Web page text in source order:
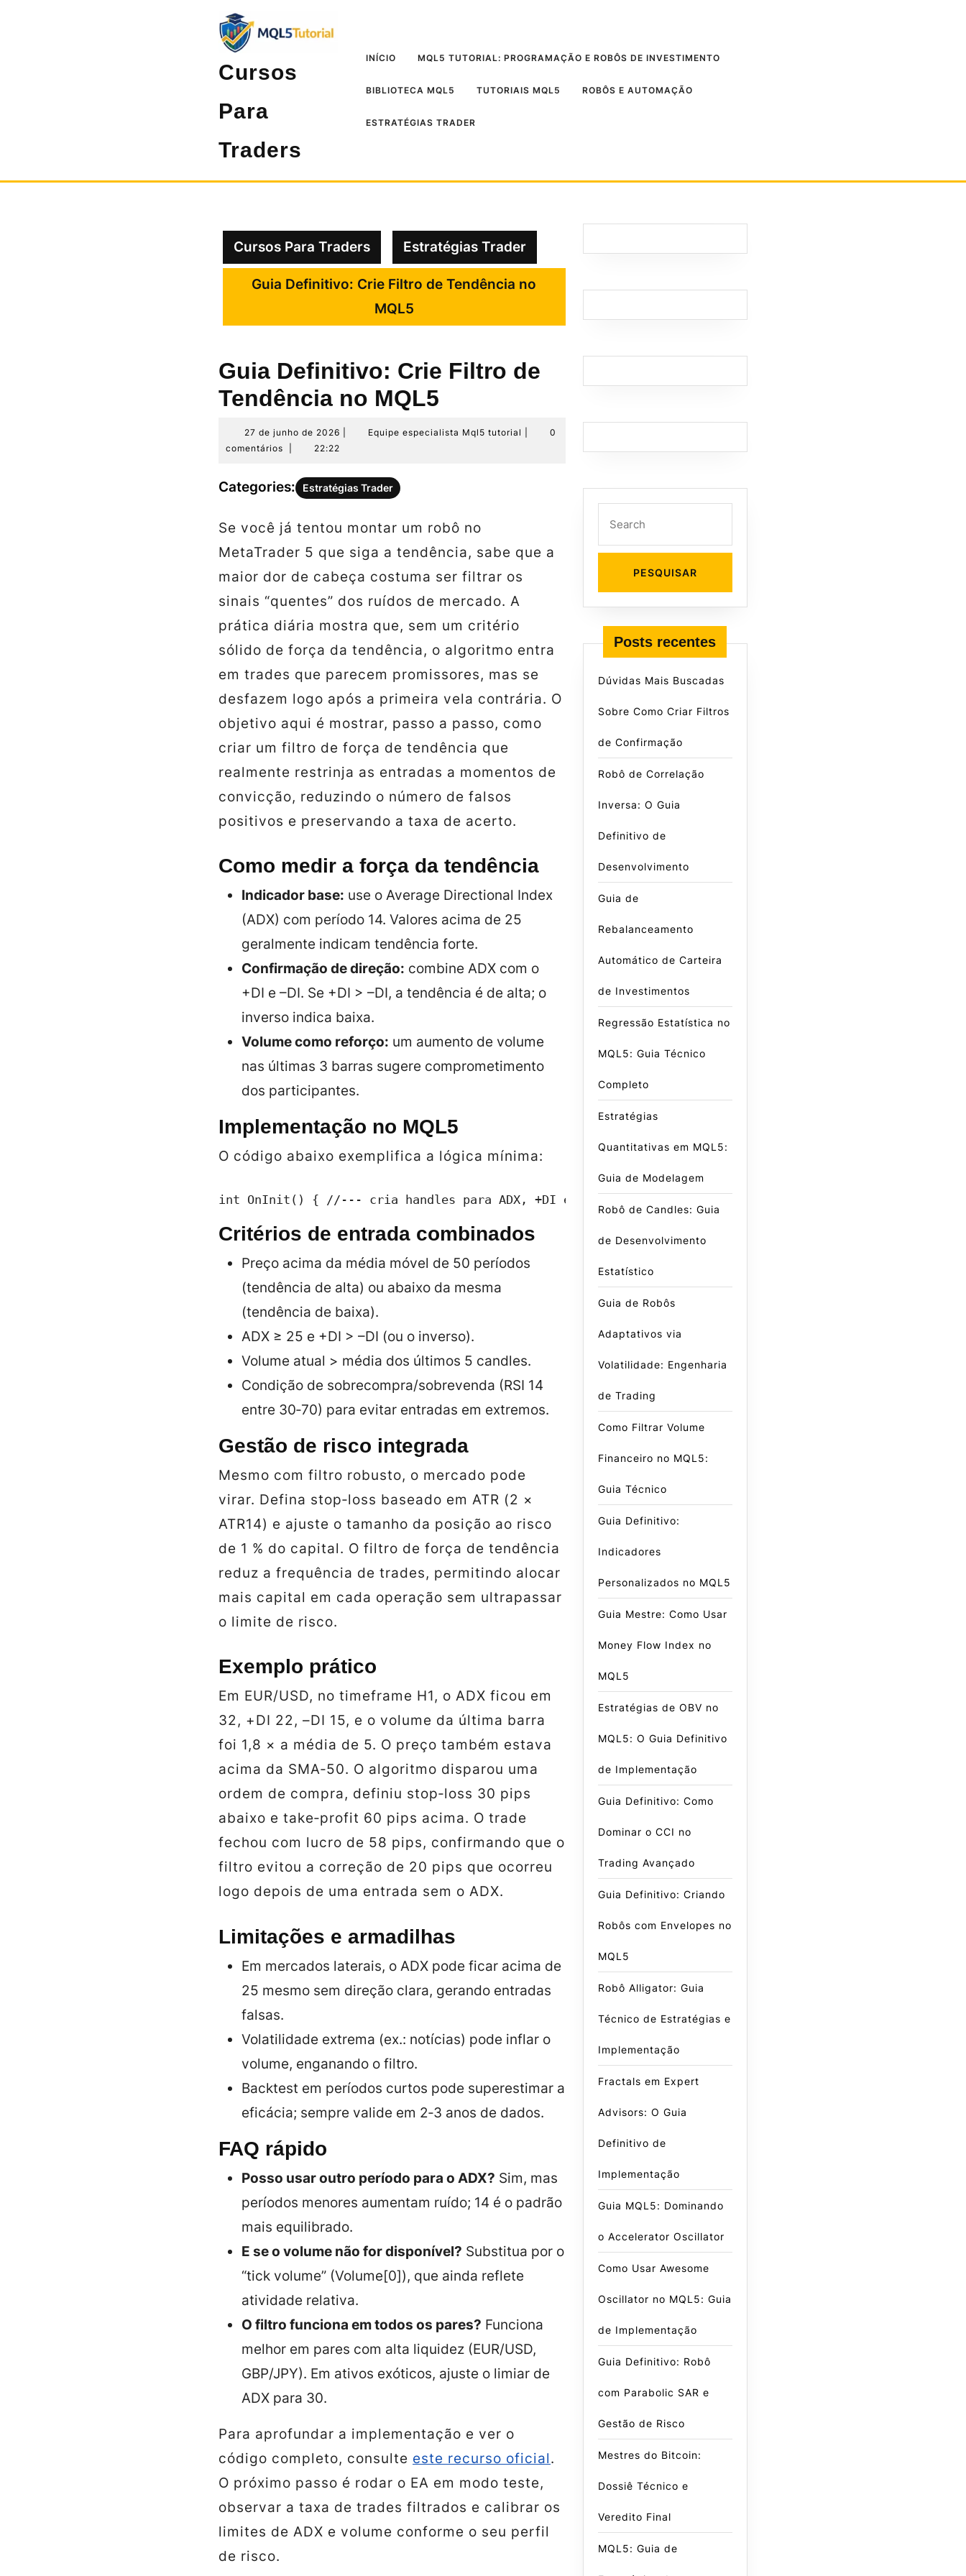
Cursos
Para
Traders
INÍCIO MQL5 TUTORIAL: PROGRAMAÇÃO E ROBÔS DE INVESTIMENTO
BIBLIOTECA MQL5 TUTORIAIS MQL5 ROBÔS E AUTOMAÇÃO
ESTRATÉGIAS TRADER
Cursos Para Traders Estratégias Trader
Guia Definitivo: Crie Filtro de Tendência no
MQL5
Guia Definitivo: Crie Filtro de
Tendência no MQL5
27 de junho de 2026
de
2026
Equipe especialista Mql5 tutorial
Equipe
0
comentários
22:22
Categories: Estratégias Trader
Se você já tentou montar um robô no
MetaTrader 5 que siga a tendência, sabe que a
maior dor de cabeça costuma ser filtrar os
sinais “quentes” dos ruídos de mercado. A
prática diária mostra que, sem um critério
sólido de força da tendência, o algoritmo entra
em trades que parecem promissores, mas se
desfazem logo após a primeira vela contrária. O
objetivo aqui é mostrar, passo a passo, como
criar um filtro de força de tendência que
realmente restrinja as entradas a momentos de
convicção, reduzindo o número de falsos
positivos e preservando a taxa de acerto.
Como medir a força da tendência
Indicador base: use o Average Directional Index
(ADX) com período 14. Valores acima de 25
geralmente indicam tendência forte.
Confirmação de direção: combine ADX com o
+DI e –DI. Se +DI > –DI, a tendência é de alta; o
inverso indica baixa.
Volume como reforço: um aumento de volume
nas últimas 3 barras sugere comprometimento
dos participantes.
Implementação no MQL5
O código abaixo exemplifica a lógica mínima:
int OnInit() { //--- cria handles para ADX, +DI e –DI adxHandle = iADX(_Symbol,_Period,14);
Critérios de entrada combinados
Preço acima da média móvel de 50 períodos
(tendência de alta) ou abaixo da mesma
(tendência de baixa).
ADX ≥ 25 e +DI > –DI (ou o inverso).
Volume atual > média dos últimos 5 candles.
Condição de sobrecompra/sobrevenda (RSI 14
entre 30‑70) para evitar entradas em extremos.
Gestão de risco integrada
Mesmo com filtro robusto, o mercado pode
virar. Defina stop‑loss baseado em ATR (2 ×
ATR14) e ajuste o tamanho da posição ao risco
de 1 % do capital. O filtro de força de tendência
reduz a frequência de trades, permitindo alocar
mais capital em cada operação sem ultrapassar
o limite de risco.
Exemplo prático
Em EUR/USD, no timeframe H1, o ADX ficou em
32, +DI 22, –DI 15, e o volume da última barra
foi 1,8 × a média de 5. O preço também estava
acima da SMA‑50. O algoritmo disparou uma
ordem de compra, definiu stop‑loss 30 pips
abaixo e take‑profit 60 pips acima. O trade
fechou com lucro de 58 pips, confirmando que o
filtro evitou a correção de 20 pips que ocorreu
logo depois de uma entrada sem o ADX.
Limitações e armadilhas
Em mercados laterais, o ADX pode ficar acima de
25 mesmo sem direção clara, gerando entradas
falsas.
Volatilidade extrema (ex.: notícias) pode inflar o
volume, enganando o filtro.
Backtest em períodos curtos pode superestimar a
eficácia; sempre valide em 2‑3 anos de dados.
FAQ rápido
Posso usar outro período para o ADX? Sim, mas
períodos menores aumentam ruído; 14 é o padrão
mais equilibrado.
E se o volume não for disponível? Substitua por o
“tick volume” (Volume[0]), que ainda reflete
atividade relativa.
O filtro funciona em todos os pares? Funciona
melhor em pares com alta liquidez (EUR/USD,
GBP/JPY). Em ativos exóticos, ajuste o limiar de
ADX para 30.
Para aprofundar a implementação e ver o
código completo, consulte este recurso oficial.
O próximo passo é rodar o EA em modo teste,
observar a taxa de trades filtrados e calibrar os
limites de ADX e volume conforme o seu perfil
de risco.
Posts recentes
Dúvidas Mais Buscadas
Sobre Como Criar Filtros
de Confirmação
Robô de Correlação
Inversa: O Guia
Definitivo de
Desenvolvimento
Guia de
Rebalanceamento
Automático de Carteira
de Investimentos
Regressão Estatística no
MQL5: Guia Técnico
Completo
Estratégias
Quantitativas em MQL5:
Guia de Modelagem
Robô de Candles: Guia
de Desenvolvimento
Estatístico
Guia de Robôs
Adaptativos via
Volatilidade: Engenharia
de Trading
Como Filtrar Volume
Financeiro no MQL5:
Guia Técnico
Guia Definitivo:
Indicadores
Personalizados no MQL5
Guia Mestre: Como Usar
Money Flow Index no
MQL5
Estratégias de OBV no
MQL5: O Guia Definitivo
de Implementação
Guia Definitivo: Como
Dominar o CCI no
Trading Avançado
Guia Definitivo: Criando
Robôs com Envelopes no
MQL5
Robô Alligator: Guia
Técnico de Estratégias e
Implementação
Fractals em Expert
Advisors: O Guia
Definitivo de
Implementação
Guia MQL5: Dominando
o Accelerator Oscillator
Como Usar Awesome
Oscillator no MQL5: Guia
de Implementação
Guia Definitivo: Robô
com Parabolic SAR e
Gestão de Risco
Mestres do Bitcoin:
Dossiê Técnico e
Veredito Final
MQL5: Guia de